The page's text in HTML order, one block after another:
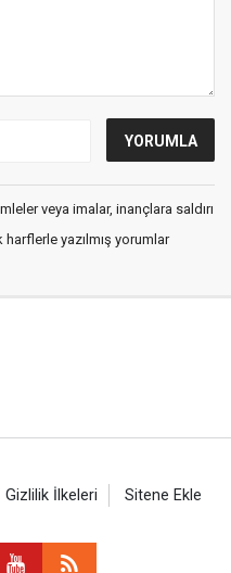
veya imalar, inançlara saldırı
yazılmış yorumlar
Gizlilik İlkeleri Sitene Ekle